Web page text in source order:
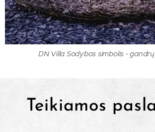
DN Villa Sodybos simbolis -
Teikiamos